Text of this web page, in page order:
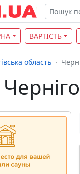
ВАРТІСТЬ
область